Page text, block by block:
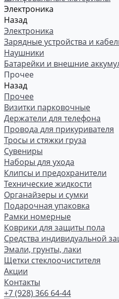
Электроника
Назад
Электроника
Зарядные устройства и
Наушники
Батарейки и внешние
Прочее
Назад
Прочее
Визитки парковочные
Держатели для телефона
Провода для прикуривателя
Тросы и стяжки груза
Сувениры
Наборы для ухода
Клипсы и предохранители
Технические жидкости
Органайзеры и сумки
Подарочная упаковка
Рамки номерные
Коврики для защиты пола
Средства индивидуальной
Эмали, грунты, лаки
Щетки стеклоочистителя
Акции
Контакты
+7 (928) 366 64-44